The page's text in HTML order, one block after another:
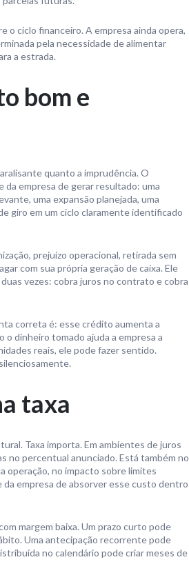
o ciclo financeiro. A empresa ainda opera,
pela necessidade de alimentar
a estrada.
bom e
quanto a imprudência. O
da empresa de gerar resultado: uma
uma expansão planejada, uma
giro em um ciclo claramente identificado
prejuízo operacional, retirada sem
com sua própria geração de caixa. Ele
vezes: cobra juros no contrato e cobra
correta é: esse crédito aumenta a
o dinheiro tomado ajuda a empresa a
reais, ele pode fazer sentido.
taxa
Taxa importa. Em ambientes de juros
no percentual anunciado. Está também no
operação, no impacto sobre limites
empresa de absorver esse custo dentro
margem baixa. Um prazo curto pode
Uma antecipação recorrente pode
no calendário pode criar meses de